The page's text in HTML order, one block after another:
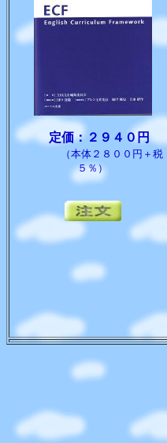
定価：２９４０円
（本体２８００円＋税
５％）